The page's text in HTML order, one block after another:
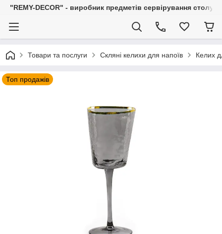
"REMY-DECOR" - виробник предметів сервірування
Товари та послуги Скляні келихи для напоїв Келих
Топ продажів